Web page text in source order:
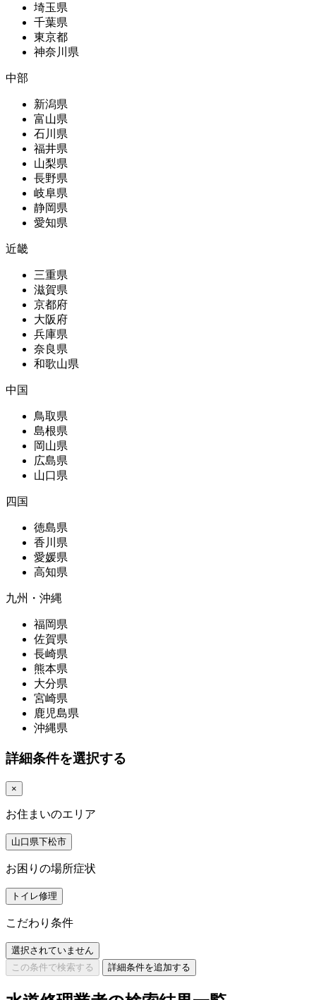
埼玉県
千葉県
東京都
神奈川県
中部
新潟県
富山県
石川県
福井県
山梨県
長野県
岐阜県
静岡県
愛知県
近畿
三重県
滋賀県
京都府
大阪府
兵庫県
奈良県
和歌山県
中国
鳥取県
島根県
岡山県
広島県
山口県
四国
徳島県
香川県
愛媛県
高知県
九州・沖縄
福岡県
佐賀県
長崎県
熊本県
大分県
宮崎県
鹿児島県
沖縄県
詳細条件を選択する
×
お住まいのエリア
山口県下松市
お困りの場所症状
トイレ修理
こだわり条件
選択されていません
この条件で検索する
詳細条件を追加する